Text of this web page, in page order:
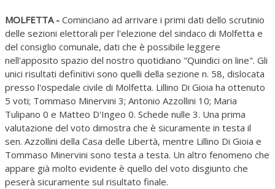
MOLFETTA - Cominciano ad arrivare i primi dati dello scrutinio
delle sezioni elettorali per l'elezione del sindaco di Molfetta e
del consiglio comunale, dati che è possibile leggere
nell'apposito spazio del nostro quotidiano "Quindici on line". Gli
unici risultati definitivi sono quelli della sezione n. 58, dislocata
presso l'ospedale civile di Molfetta. Lillino Di Gioia ha ottenuto
5 voti; Tommaso Minervini 3; Antonio Azzollini 10; Maria
Tulipano 0 e Matteo D'Ingeo 0. Schede nulle 3. Una prima
valutazione del voto dimostra che è sicuramente in testa il
sen. Azzollini della Casa delle Libertà, mentre Lillino Di Gioia e
Tommaso Minervini sono testa a testa. Un altro fenomeno che
appare già molto evidente è quello del voto disgiunto che
peserà sicuramente sul risultato finale.